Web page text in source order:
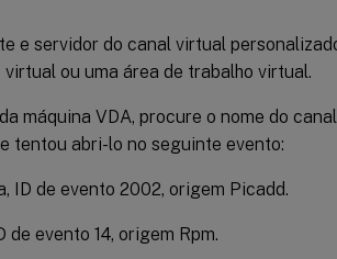
e servidor do canal virtual
ou uma área de trabalho virtual.
máquina VDA, procure o nome do
tentou abri-lo no seguinte evento:
ID de evento 2002, origem Picadd.
de evento 14, origem Rpm.